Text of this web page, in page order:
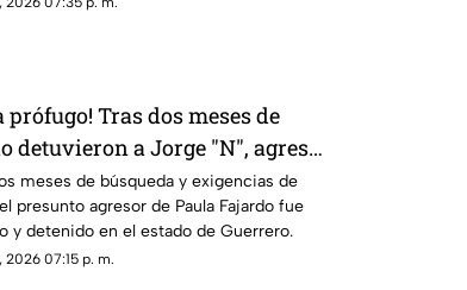
prófugo! Tras dos meses de
detuvieron a Jorge "N", agresor
meses de búsqueda y exigencias de
presunto agresor de Paula Fajardo fue
y detenido en el estado de Guerrero.
2026 07:15 p. m.